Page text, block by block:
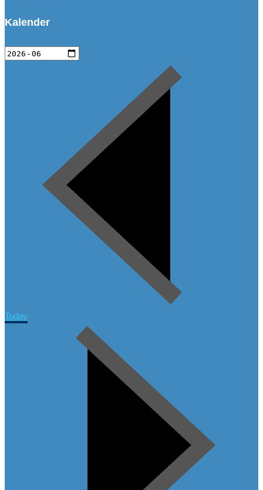
Kalender
Today